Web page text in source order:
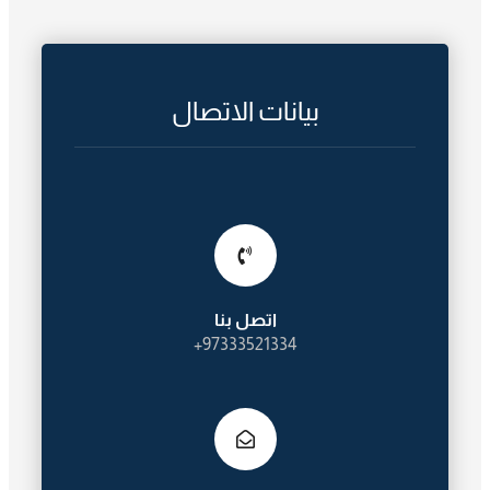
بيانات الاتصال
اتصل بنا
97333521334+